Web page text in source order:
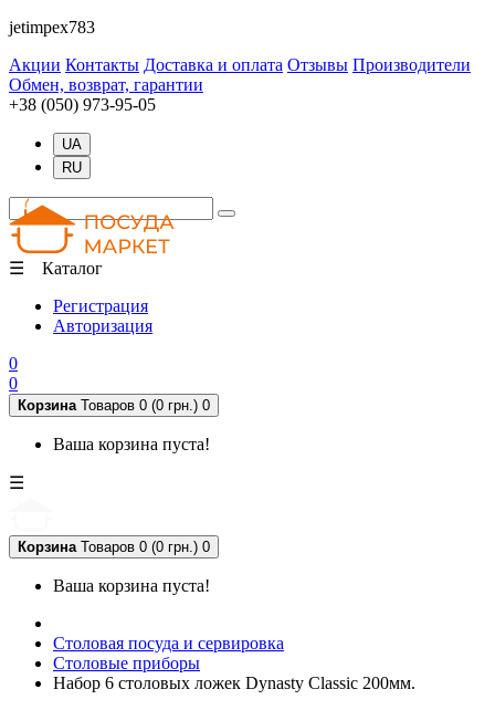
jetimpex783
Акции Контакты Доставка и оплата Отзывы Производители
Обмен, возврат, гарантии
+38 (050) 973-95-05
UA
RU
☰ Каталог
Регистрация
Авторизация
0
0
Корзина Товаров 0 (0 грн.) 0
Ваша корзина пуста!
☰
Корзина Товаров 0 (0 грн.) 0
Ваша корзина пуста!
Столовая посуда и сервировка
Столовые приборы
Набор 6 столовых ложек Dynasty Classic 200мм.